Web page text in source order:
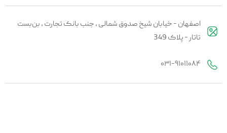
اصفهان - خیابان شیخ صدوق شمالی ، جنب بانک تجارت ، بن‌بست
تاتار - پلاک 349
۰۳۱-۹۱۰۱۱۰۸۴